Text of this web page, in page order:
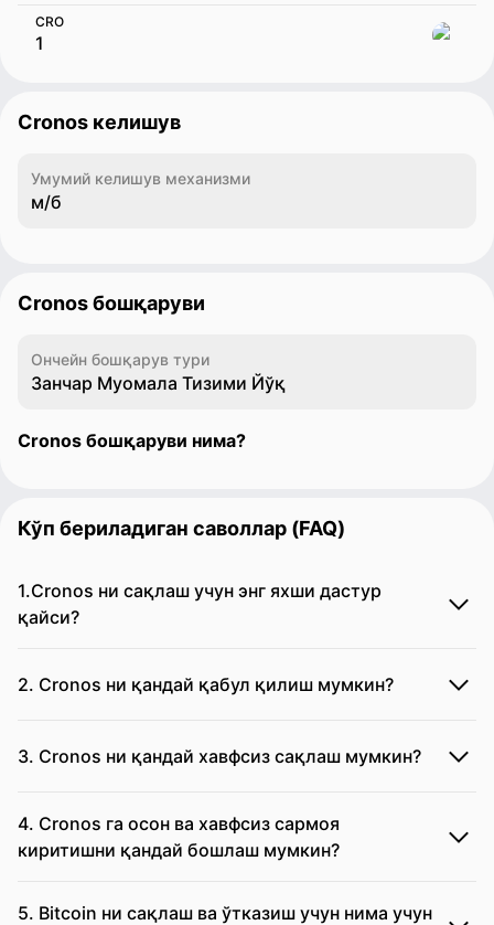
CRO
Cronos келишув
Умумий келишув механизми
м/б
Cronos бошқаруви
Ончейн бошқарув тури
Занчар Муомала Тизими Йўқ
Cronos бошқаруви нима?
Кўп бериладиган саволлар (FAQ)
1.Cronos ни сақлаш учун энг яхши дастур
қайси?
2. Cronos ни қандай қабул қилиш мумкин?
3. Cronos ни қандай хавфсиз сақлаш мумкин?
4. Cronos га осон ва хавфсиз сармоя
киритишни қандай бошлаш мумкин?
5. Bitcoin ни сақлаш ва ўтказиш учун нима учун